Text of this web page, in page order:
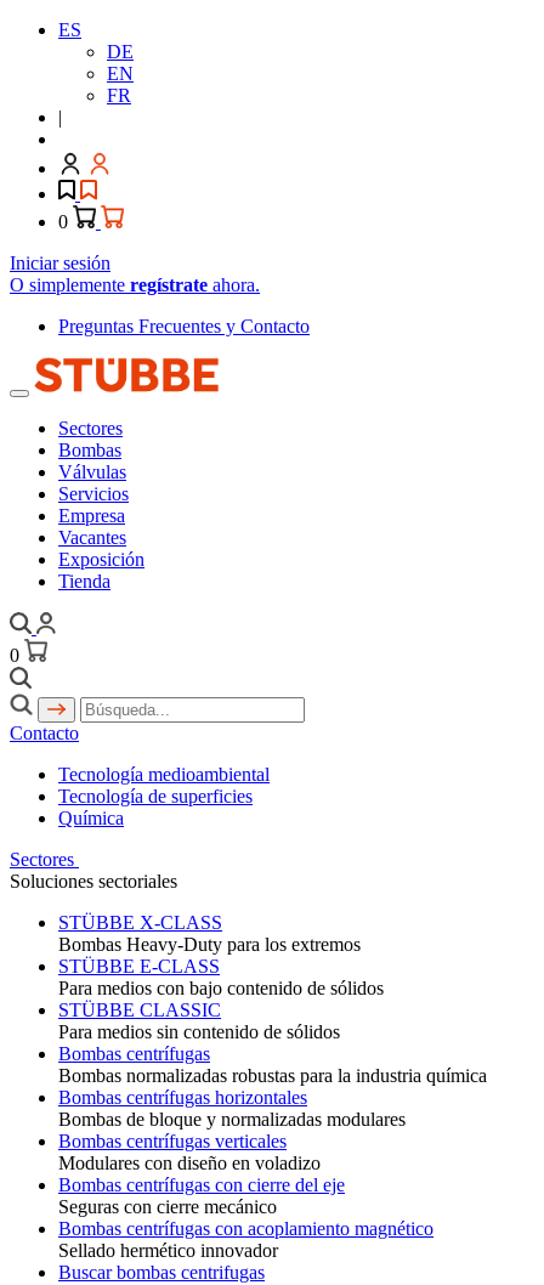
ES
DE
EN
FR
|
0
Iniciar sesión
O simplemente regístrate ahora.
Preguntas Frecuentes y Contacto
Sectores
Bombas
Válvulas
Servicios
Empresa
Vacantes
Exposición
Tienda
0
Contacto
Tecnología medioambiental
Tecnología de superficies
Química
Sectores
Soluciones sectoriales
STÜBBE X-CLASS
Bombas Heavy-Duty para los extremos
STÜBBE E-CLASS
Para medios con bajo contenido de sólidos
STÜBBE CLASSIC
Para medios sin contenido de sólidos
Bombas centrífugas
Bombas normalizadas robustas para la industria química
Bombas centrífugas horizontales
Bombas de bloque y normalizadas modulares
Bombas centrífugas verticales
Modulares con diseño en voladizo
Bombas centrífugas con cierre del eje
Seguras con cierre mecánico
Bombas centrífugas con acoplamiento magnético
Sellado hermético innovador
Buscar bombas centrifugas